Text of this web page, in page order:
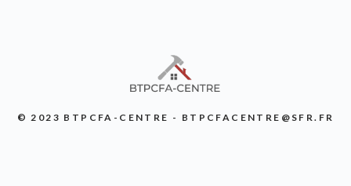
© 2023 BTPCFA-CENTRE - BTPCFACENTRE@SFR.FR